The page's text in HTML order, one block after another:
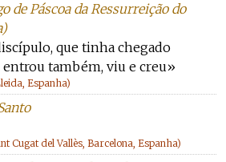
de Páscoa da Ressurreição do
que tinha chegado
também, viu e creu»
Espanha)
Cugat del Vallès, Barcelona, Espanha)